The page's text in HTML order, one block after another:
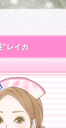
”レイカ